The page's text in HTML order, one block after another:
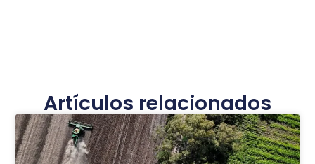
Artículos relacionados